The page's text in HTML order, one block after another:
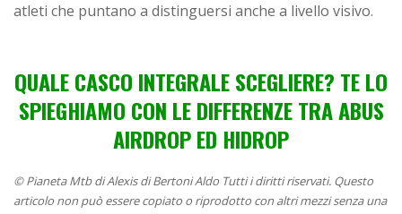
atleti che puntano a distinguersi anche a livello visivo.
QUALE CASCO INTEGRALE SCEGLIERE? TE LO
SPIEGHIAMO CON LE DIFFERENZE TRA ABUS
AIRDROP ED HIDROP
© Pianeta Mtb di Alexis di Bertoni Aldo Tutti i diritti riservati. Questo
articolo non può essere copiato o riprodotto con altri mezzi senza una